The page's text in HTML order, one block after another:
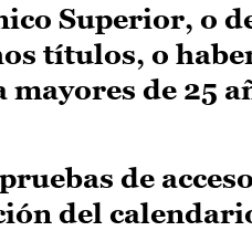
Superior, o
títulos, o
mayores de 25
de
del